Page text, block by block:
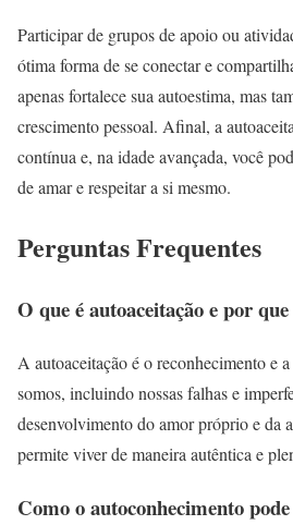
Participar de grupos de apoio ou
ótima forma de se conectar e
apenas fortalece sua autoestima, mas
crescimento pessoal. Afinal, a
contínua e, na idade avançada, você
de amar e respeitar a si mesmo.
Perguntas Frequentes
O que é autoaceitação e por
A autoaceitação é o reconhecimento e
somos, incluindo nossas falhas e
desenvolvimento do amor próprio e da
permite viver de maneira autêntica e
Como o autoconhecimento